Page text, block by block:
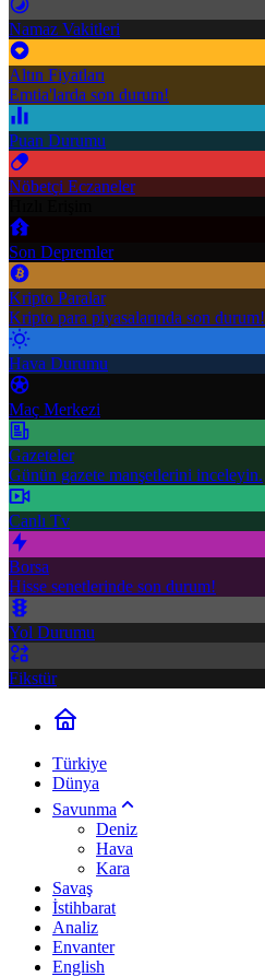
Namaz Vakitleri
Altın Fiyatları
Emtia'larda son durum!
Puan Durumu
Nöbetçi Eczaneler
Son Depremler
Kripto Paralar
Kripto para piyasalarında son durum!
Hava Durumu
Maç Merkezi
Gazeteler
Günün gazete manşetlerini inceleyin.
Canlı Tv
Borsa
Hisse senetlerinde son durum!
Yol Durumu
Fikstür
Türkiye
Dünya
Savunma
Deniz
Hava
Kara
Savaş
İstihbarat
Analiz
Envanter
English